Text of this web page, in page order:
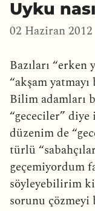
Uyku
02 Haziran 2012
Bazıları “erken
“akşam
Bilim adamları
“gececiler”
düzenim de
türlü
geçemiyordum
söyleyebilirim
sorunu çözmeyi